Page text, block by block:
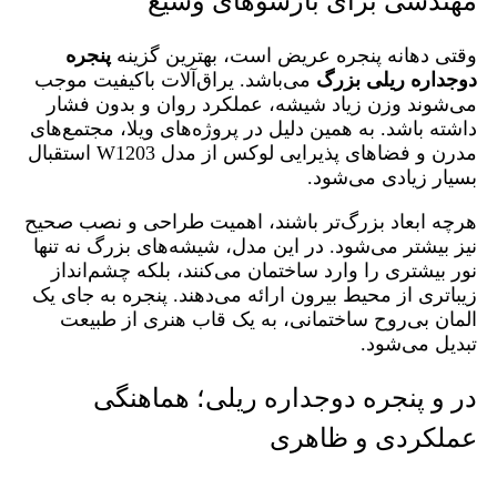
وقتی دهانه پنجره عریض است، بهترین گزینه پنجره
دوجداره ریلی بزرگ می‌باشد. یراق‌آلات باکیفیت موجب
می‌شوند وزن زیاد شیشه، عملکرد روان و بدون فشار
داشته باشد. به‌ همین دلیل در پروژه‌های ویلا، مجتمع‌های
مدرن و فضاهای پذیرایی لوکس از مدل W1203 استقبال
بسیار زیادی می‌شود.
هرچه ابعاد بزرگ‌تر باشند، اهمیت طراحی و نصب صحیح
نیز بیشتر می‌شود. در این مدل، شیشه‌های بزرگ نه تنها
نور بیشتری را وارد ساختمان می‌کنند، بلکه چشم‌انداز
زیباتری از محیط بیرون ارائه می‌دهند. پنجره به جای یک
المان بی‌روح ساختمانی، به یک قاب هنری از طبیعت
تبدیل می‌شود.
در و پنجره دوجداره ریلی؛ هماهنگی
عملکردی و ظاهری